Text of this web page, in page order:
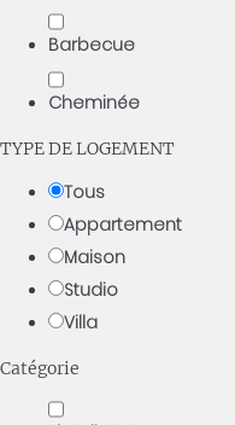
Barbecue
Cheminée
TYPE DE LOGEMENT
Tous
Appartement
Maison
Studio
Villa
Catégorie